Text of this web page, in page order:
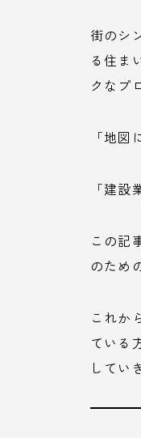
街のシ
る住ま
クなプ
「地
「建
この記
のため
これか
ている
してい